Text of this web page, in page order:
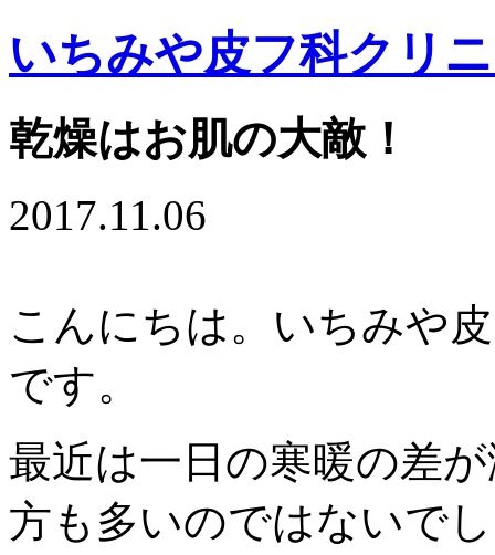
いちみや皮フ科クリ
乾燥はお肌の大敵！
2017.11.06
こんにちは。いちみや
です。
最近は一日の寒暖の差
方も多いのではないで